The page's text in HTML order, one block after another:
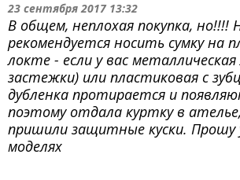
23 сентября 2017 13:32
В общем, неплохая покупка, но!!!!
рекомендуется носить сумку на
локте - если у вас
застежки) или пластиковая с
дубленка протирается и
поэтому отдала куртку в
пришили защитные куски. Прошу
моделях